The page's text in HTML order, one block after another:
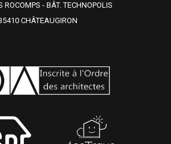
ROCOMPS - BÂT. TECHNOPOLIS
CHÂTEAUGIRON